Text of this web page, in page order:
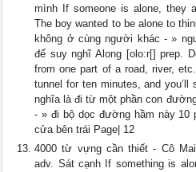
mình If someone is alone, they
The boy wanted to be alone to
không ở cùng người khác - »
để suy nghĩ Along [olo:r[] prep.
from one part of a road, river,
tunnel for ten minutes, and
nghĩa là đi từ một phần con
- » đi bộ dọc đường hầm này 10
cửa bên trái Page| 12
4000 từ vựng cần thiết - Cô
adv. Sát cạnh If something is